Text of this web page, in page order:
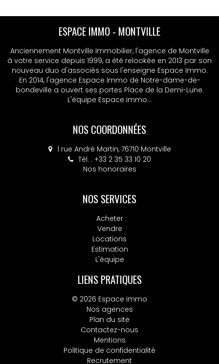
ESPACE IMMO - MSA
Anciennement Montville Immobilier, l'agence de Montville
à votre service depuis 1999, a été relookée en 2013 par son
nouveau duo d'associés sous l'enseigne Espace Immo.
En 2014, l'agence Espace Immo de Notre-dame-de-
bondeville a ouvert ses portes Place de la Demi-Lune.
L'équipe Espace immo...
NOS COORDONNÉES
4 place Colbert, 76130 Mont-Saint-Aignan
Tél. : +33 2 32 10 52 14
Nos honoraires
NOS SERVICES
Acheter
Vendre
Locations
Estimation
L'équipe
LIENS PRATIQUES
© 2026 Espace immo
Nos agences
Plan du site
Contactez-nous
Mentions
Politique de confidentialité
Recrutement